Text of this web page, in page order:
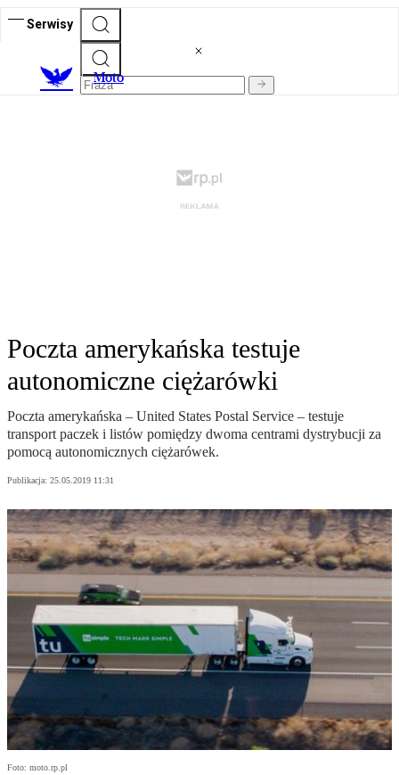
Serwisy
Moto
Poczta amerykańska testuje
autonomiczne ciężarówki
Poczta amerykańska – United States Postal Service – testuje
transport paczek i listów pomiędzy dwoma centrami dystrybucji za
pomocą autonomicznych ciężarówek.
Publikacja: 25.05.2019 11:31
Foto: moto.rp.pl